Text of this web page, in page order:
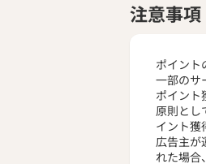
注意事項
ポイント
一部のサ
ポイント
原則とし
イント獲
広告主が
れた場合